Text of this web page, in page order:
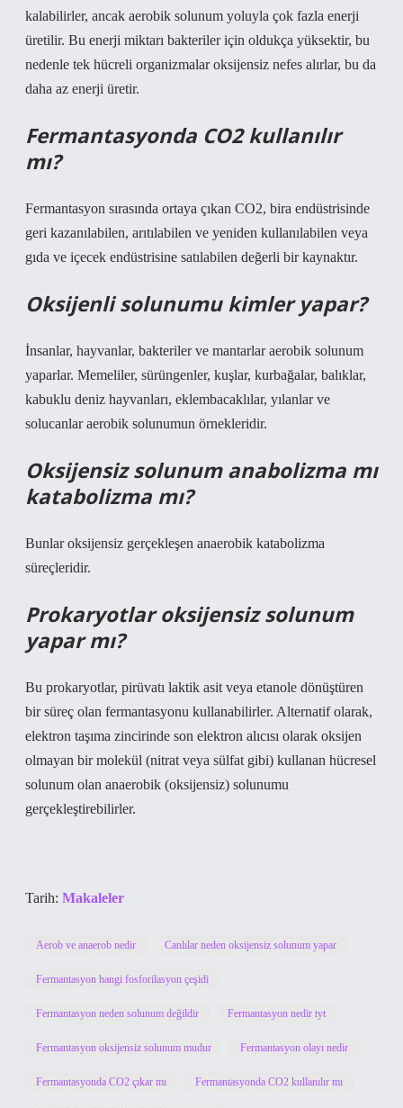
kalabilirler, ancak aerobik solunum yoluyla çok fazla enerji
üretilir. Bu enerji miktarı bakteriler için oldukça yüksektir, bu
nedenle tek hücreli organizmalar oksijensiz nefes alırlar, bu da
daha az enerji üretir.
Fermantasyonda CO2 kullanılır
mı?
Fermantasyon sırasında ortaya çıkan CO2, bira endüstrisinde
geri kazanılabilen, arıtılabilen ve yeniden kullanılabilen veya
gıda ve içecek endüstrisine satılabilen değerli bir kaynaktır.
Oksijenli solunumu kimler yapar?
İnsanlar, hayvanlar, bakteriler ve mantarlar aerobik solunum
yaparlar. Memeliler, sürüngenler, kuşlar, kurbağalar, balıklar,
kabuklu deniz hayvanları, eklembacaklılar, yılanlar ve
solucanlar aerobik solunumun örnekleridir.
Oksijensiz solunum anabolizma mı
katabolizma mı?
Bunlar oksijensiz gerçekleşen anaerobik katabolizma
süreçleridir.
Prokaryotlar oksijensiz solunum
yapar mı?
Bu prokaryotlar, pirüvatı laktik asit veya etanole dönüştüren
bir süreç olan fermantasyonu kullanabilirler. Alternatif olarak,
elektron taşıma zincirinde son elektron alıcısı olarak oksijen
olmayan bir molekül (nitrat veya sülfat gibi) kullanan hücresel
solunum olan anaerobik (oksijensiz) solunumu
gerçekleştirebilirler.
Tarih: Makaleler
Aerob ve anaerob nedir Canlılar neden oksijensiz solunum yapar
Fermantasyon hangi fosforilasyon çeşidi
Fermantasyon neden solunum değildir Fermantasyon nedir tyt
Fermantasyon oksijensiz solunum mudur Fermantasyon olayı nedir
Fermantasyonda CO2 çıkar mı Fermantasyonda CO2 kullanılır mı